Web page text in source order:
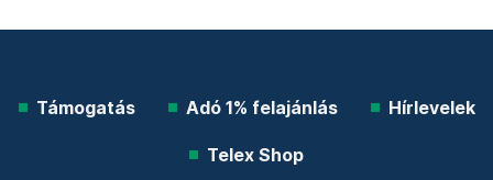
Támogatás Adó 1% felajánlás Hírlevelek
Telex Shop